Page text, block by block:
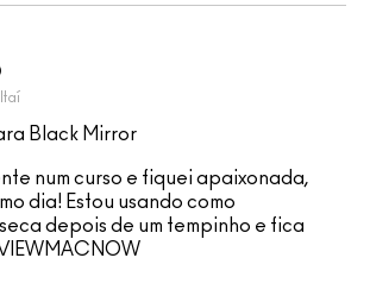
Itaí
Black Mirror
num curso e fiquei apaixonada,
dia! Estou usando como
depois de um tempinho e fica